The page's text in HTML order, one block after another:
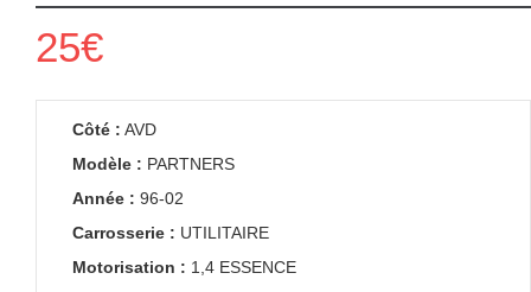
25€
Côté : AVD
Modèle : PARTNERS
Année : 96-02
Carrosserie : UTILITAIRE
Motorisation : 1,4 ESSENCE